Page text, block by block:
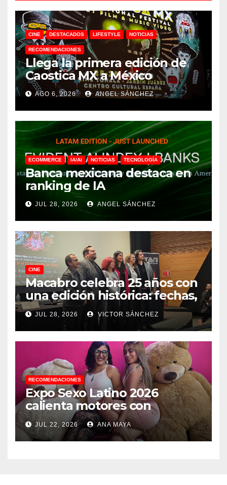
CINE DESTACADOS LIFESTYLE NOTICIAS
RECOMENDACIONES
Llega la primera edición de
Caostica MX a México
AGO 6, 2026 ANGEL SÁNCHEZ
ECOMMERCE IA/AI NOTICIAS TECNOLOGÍA
Banca mexicana destaca en
ranking de IA
JUL 28, 2026 ANGEL SÁNCHEZ
CINE
Macabro celebra 25 años con
una edición histórica: fechas,
sedes, invitados y todo lo que
debes saber
JUL 28, 2026 VICTOR SÁNCHEZ
RECOMENDACIONES
Expo Sexo Latino 2026
calienta motores con
conferencia de prensa y
anuncia actividades para
todos los gustos
JUL 22, 2026 ANA MAYA